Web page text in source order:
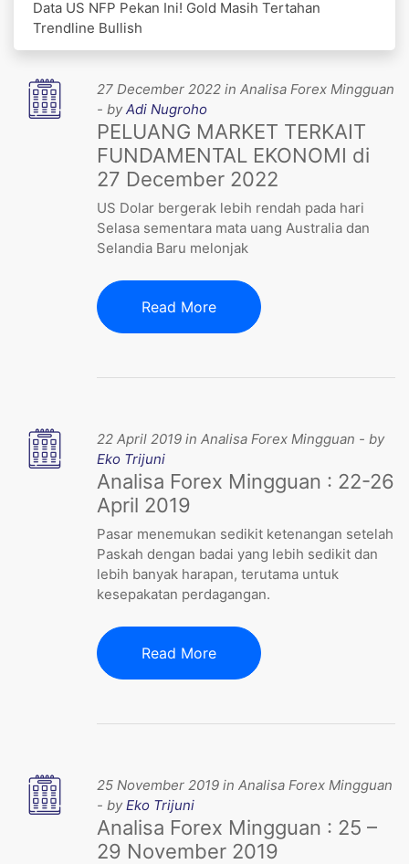
Data US NFP Pekan Ini! Gold Masih Tertahan
Trendline Bullish
27 December 2022 in Analisa Forex Mingguan
- byAdi Nugroho
PELUANG MARKET TERKAIT
FUNDAMENTAL EKONOMI di
27 December 2022
US Dolar bergerak lebih rendah pada hari
Selasa sementara mata uang Australia dan
Selandia Baru melonjak
Read More
22 April 2019 in Analisa Forex Mingguan - by
Eko Trijuni
Analisa Forex Mingguan : 22-26
April 2019
Pasar menemukan sedikit ketenangan setelah
Paskah dengan badai yang lebih sedikit dan
lebih banyak harapan, terutama untuk
kesepakatan perdagangan.
Read More
25 November 2019 in Analisa Forex Mingguan
- byEko Trijuni
Analisa Forex Mingguan : 25 –
29 November 2019